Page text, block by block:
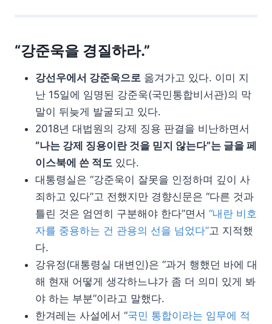
“강준욱을 경질하라.”
강선우에서 강준욱으로 옮겨가고 있다. 이미 지
난 15일에 임명된 강준욱(국민통합비서관)의 막
말이 뒤늦게 발굴되고 있다.
2018년 대법원의 강제 징용 판결을 비난하면서
“나는 강제 징용이란 것을 믿지 않는다”는 글을 페
이스북에 쓴 적도 있다.
대통령실은 “강준욱이 잘못을 인정하며 깊이 사
죄하고 있다”고 전했지만 경향신문은 “다른 것과
틀린 것은 엄연히 구분해야 한다”면서 “내란 비호
자를 중용하는 건 관용의 선을 넘었다”고 지적했
다.
강유정(대통령실 대변인)은 “과거 행했던 바에 대
해 현재 어떻게 생각하느냐가 좀 더 의미 있게 봐
야 하는 부분”이라고 말했다.
한겨레는 사설에서 “국민 통합이라는 임무에 적